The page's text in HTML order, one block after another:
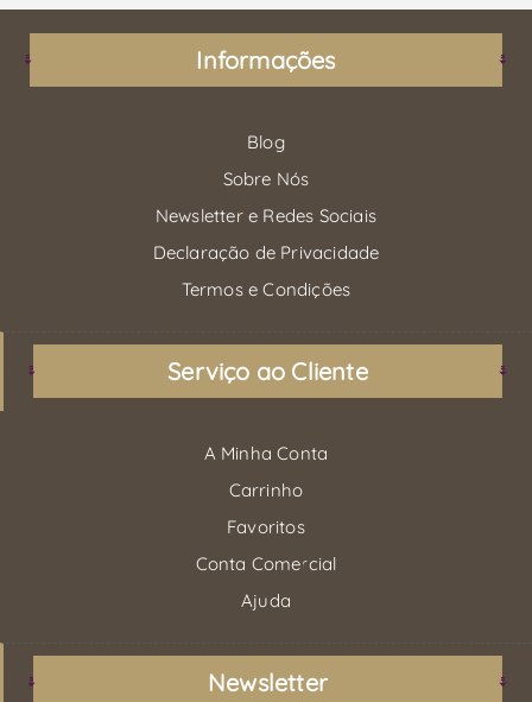
Informações
Blog
Sobre Nós
Newsletter e Redes Sociais
Declaração de Privacidade
Termos e Condições
Serviço ao Cliente
A Minha Conta
Carrinho
Favoritos
Conta Comercial
Ajuda
Newsletter